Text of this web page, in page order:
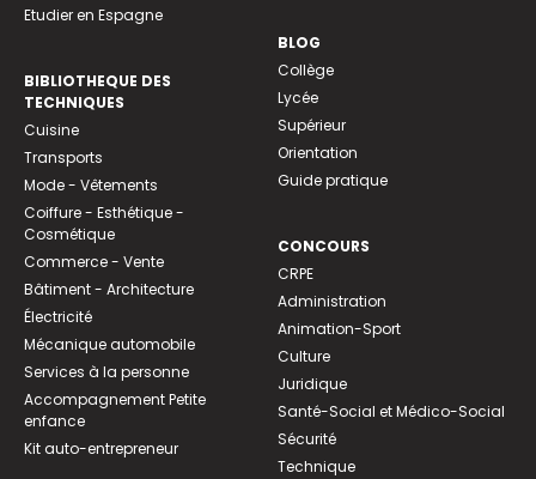
Etudier en Espagne
BIBLIOTHEQUE DES
TECHNIQUES
Cuisine
Transports
Mode - Vêtements
Coiffure - Esthétique -
Cosmétique
Commerce - Vente
Bâtiment - Architecture
Électricité
Mécanique automobile
Services à la personne
Accompagnement Petite
enfance
Kit auto-entrepreneur
BLOG
Collège
Lycée
Supérieur
Orientation
Guide pratique
CONCOURS
CRPE
Administration
Animation-Sport
Culture
Juridique
Santé-Social et Médico-Social
Sécurité
Technique